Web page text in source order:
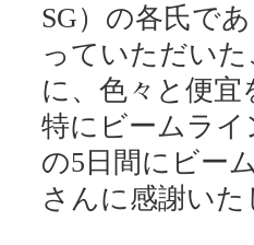
SG）の各氏で
っていただい
に、色々と便
特にビームラ
の5日間にビー
さんに感謝い